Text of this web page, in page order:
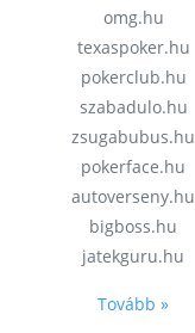
omg.hu
texaspoker.hu
pokerclub.hu
szabadulo.hu
zsugabubus.hu
pokerface.hu
autoverseny.hu
bigboss.hu
jatekguru.hu
Tovább »